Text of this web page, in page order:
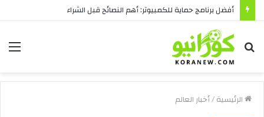
أفضل برنامج حماية للكمبيوتر: أهم النصائح قبل الشراء
بحث
عن
الرئيسية/أخبار العالم